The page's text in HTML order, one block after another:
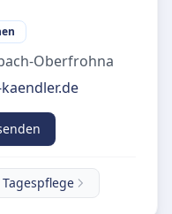
Oberfrohna
Tagespflege